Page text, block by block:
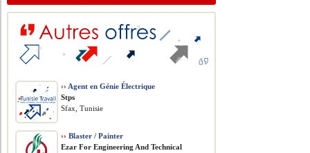
›› Agent en Génie Électrique
Stps
Sfax, Tunisie
›› Blaster / Painter
Ezar For Engineering And Technical